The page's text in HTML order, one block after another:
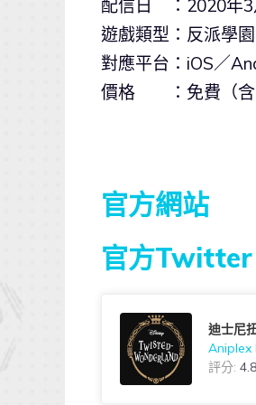
配信日 ：2020年3
遊戲類型：反派學
對應平台：iOS／
價格 ：免費（含
官方網站
官方Twitter
迪士尼
Aniplex
評分: 4.8